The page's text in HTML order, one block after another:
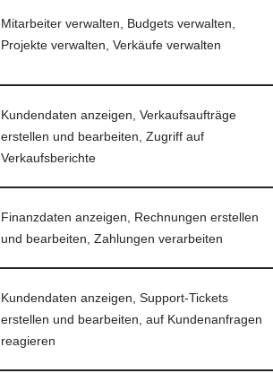
Mitarbeiter verwalten, Budgets verwalten,
Projekte verwalten, Verkäufe verwalten
Kundendaten anzeigen, Verkaufsaufträge
erstellen und bearbeiten, Zugriff auf
Verkaufsberichte
Finanzdaten anzeigen, Rechnungen erstellen
und bearbeiten, Zahlungen verarbeiten
Kundendaten anzeigen, Support-Tickets
erstellen und bearbeiten, auf Kundenanfragen
reagieren